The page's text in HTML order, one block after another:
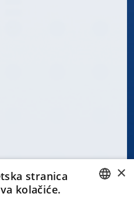
×
stranica
kolačiće.